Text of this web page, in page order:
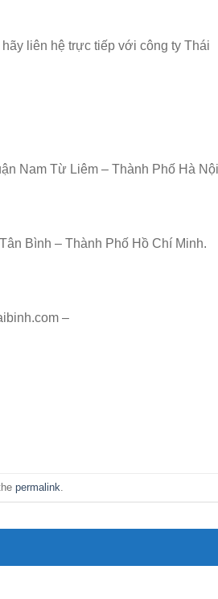
hãy liên hệ trực tiếp với công ty Thái
Nam Từ Liêm – Thành Phố Hà
Bình – Thành Phố Hồ Chí Minh.
–
permalink